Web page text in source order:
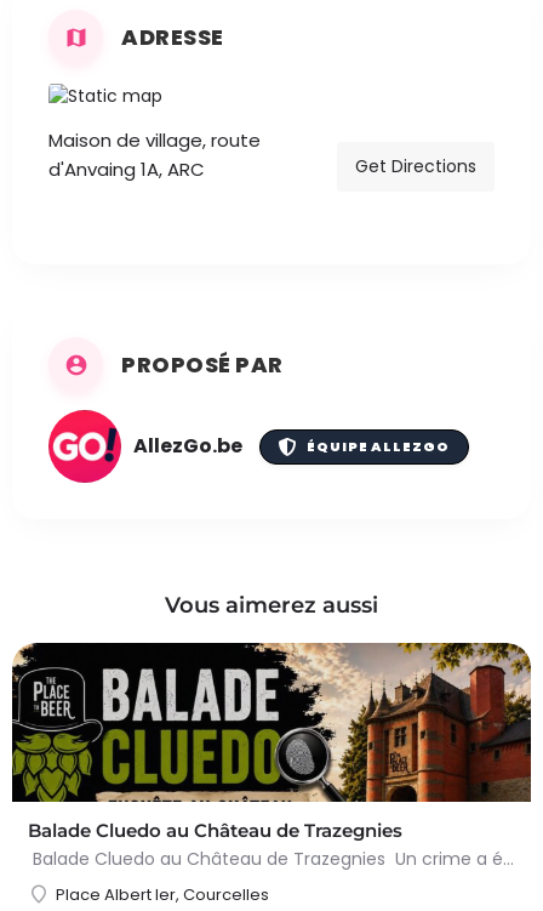
ADRESSE
Maison de village, route
d'Anvaing 1A, ARC
Get Directions
PROPOSÉ PAR
AllezGo.be ÉQUIPE ALLEZGO
Vous aimerez aussi
Balade Cluedo au Château de Trazegnies
Balade Cluedo au Château de Trazegnies Un crime a été commis au Château de Trazegnies… À vous de résoudre…
Place Albert Ier, Courcelles